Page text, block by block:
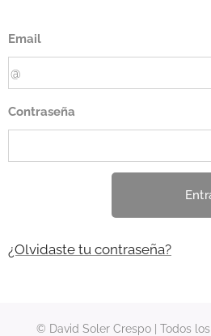
Email
Contraseña
¿Olvidaste tu contraseña?
© David Soler Crespo | Todos